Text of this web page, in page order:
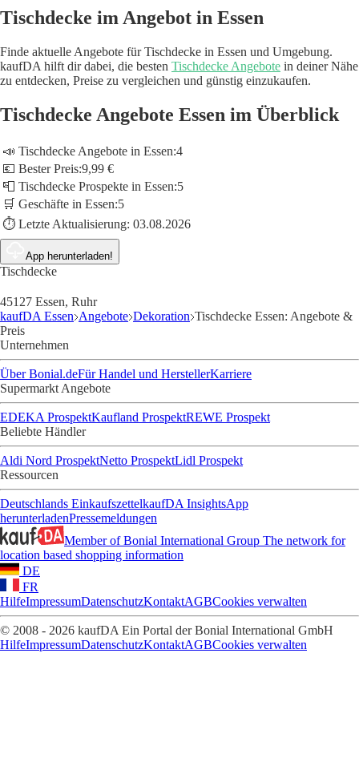
Tischdecke im Angebot in Essen
Finde aktuelle Angebote für Tischdecke in Essen und Umgebung.
kaufDA hilft dir dabei, die besten Tischdecke Angebote in deiner Nähe
zu entdecken, Preise zu vergleichen und günstig einzukaufen.
Tischdecke Angebote Essen im Überblick
📣 Tischdecke Angebote in Essen:4
💶 Bester Preis:9,99 €
📮 Tischdecke Prospekte in Essen:5
🛒 Geschäfte in Essen:5
⏱️ Letzte Aktualisierung: 03.08.2026
App herunterladen!
Tischdecke
45127 Essen, Ruhr
kaufDA Essen Angebote Dekoration Tischdecke Essen: Angebote &
Preis
Unternehmen
Über Bonial.deFür Handel und HerstellerKarriere
Supermarkt Angebote
EDEKA ProspektKaufland ProspektREWE Prospekt
Beliebte Händler
Aldi Nord ProspektNetto ProspektLidl Prospekt
Ressourcen
Deutschlands EinkaufszettelkaufDA InsightsApp
herunterladenPressemeldungen
Member of Bonial International Group The network for
location based shopping information
DE
FR
HilfeImpressumDatenschutzKontaktAGBCookies verwalten
© 2008 - 2026 kaufDA Ein Portal der Bonial International GmbH
HilfeImpressumDatenschutzKontaktAGBCookies verwalten